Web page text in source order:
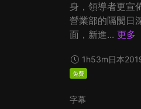
身，領導者更宣
營業部的隔閡日
面，新進... 更多
1h53m日本
免費
字幕